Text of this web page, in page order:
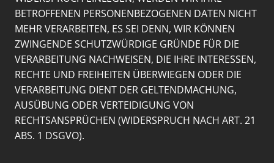
BETROFFENEN PERSONENBEZOGENEN DATEN NICHT
MEHR VERARBEITEN, ES SEI DENN, WIR KÖNNEN
ZWINGENDE SCHUTZWÜRDIGE GRÜNDE FÜR DIE
VERARBEITUNG NACHWEISEN, DIE IHRE INTERESSEN,
RECHTE UND FREIHEITEN ÜBERWIEGEN ODER DIE
VERARBEITUNG DIENT DER GELTENDMACHUNG,
AUSÜBUNG ODER VERTEIDIGUNG VON
RECHTSANSPRÜCHEN (WIDERSPRUCH NACH ART. 21
ABS. 1 DSGVO).